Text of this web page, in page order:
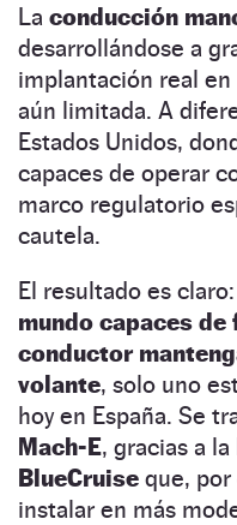
La conducción
desarrollándose a
implantación real
aún limitada. A
Estados Unidos,
capaces de operar
marco regulatorio
cautela.
El resultado es
mundo capaces
conductor
volante, solo uno
hoy en España. Se
Mach-E, gracias a
BlueCruise que, por
instalar en más